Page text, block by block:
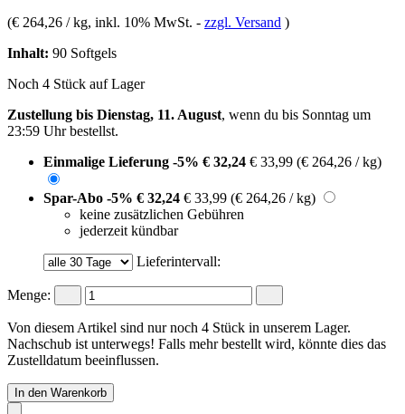
(€ 264,26 / kg, inkl. 10% MwSt. - zzgl. Versand )
Inhalt: 90 Softgels
Noch 4 Stück auf Lager
Zustellung bis Dienstag, 11. August, wenn du bis Sonntag um
23:59 Uhrbestellst.
Einmalige Lieferung -5% € 32,24 € 33,99 (€ 264,26 / kg)
Spar-Abo -5% € 32,24 € 33,99 (€ 264,26 / kg)
keine zusätzlichen Gebühren
jederzeit kündbar
Lieferintervall:
Menge:
Von diesem Artikel sind nur noch 4 Stück in unserem Lager.
Nachschub ist unterwegs! Falls mehr bestellt wird, könnte dies das
Zustelldatum beeinflussen.
In den Warenkorb